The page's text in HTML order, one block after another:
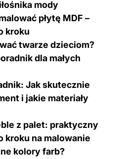
mody
płytę MDF –
kroku
twarze dzieciom?
dla małych
Jak skutecznie
i jakie materiały
z palet: praktyczny
kroku na malowanie
kolory farb?